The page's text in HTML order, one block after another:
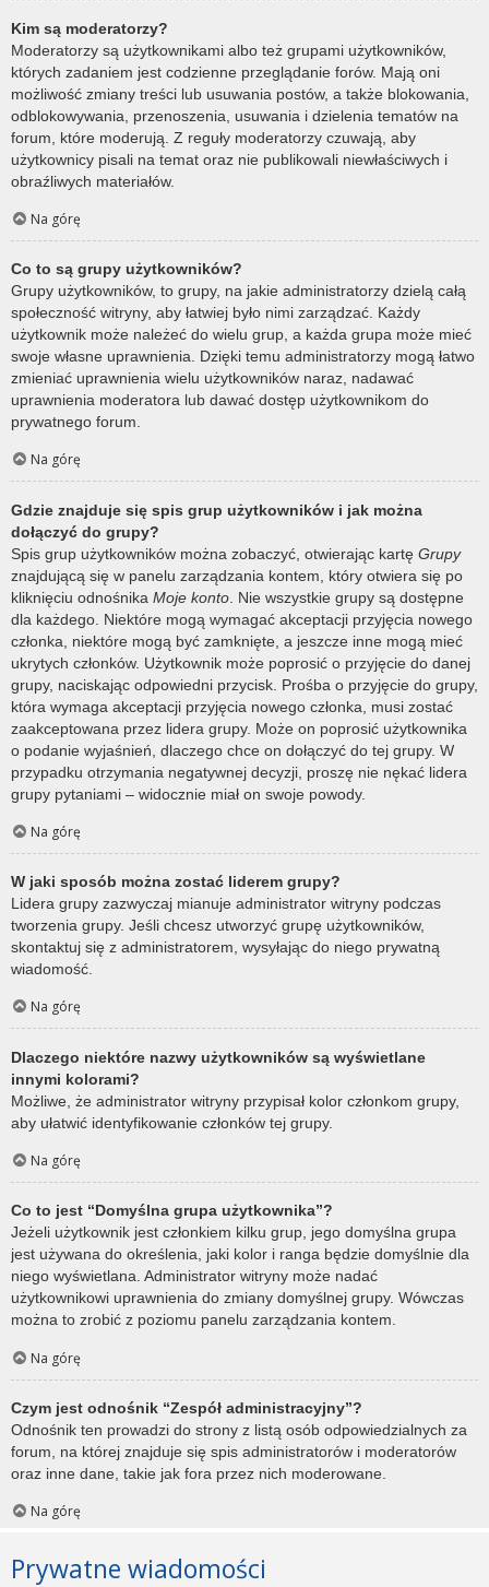
Kim są moderatorzy?
Moderatorzy są użytkownikami albo też grupami użytkowników,
których zadaniem jest codzienne przeglądanie forów. Mają oni
możliwość zmiany treści lub usuwania postów, a także blokowania,
odblokowywania, przenoszenia, usuwania i dzielenia tematów na
forum, które moderują. Z reguły moderatorzy czuwają, aby
użytkownicy pisali na temat oraz nie publikowali niewłaściwych i
obraźliwych materiałów.
Na górę
Co to są grupy użytkowników?
Grupy użytkowników, to grupy, na jakie administratorzy dzielą całą
społeczność witryny, aby łatwiej było nimi zarządzać. Każdy
użytkownik może należeć do wielu grup, a każda grupa może mieć
swoje własne uprawnienia. Dzięki temu administratorzy mogą łatwo
zmieniać uprawnienia wielu użytkowników naraz, nadawać
uprawnienia moderatora lub dawać dostęp użytkownikom do
prywatnego forum.
Na górę
Gdzie znajduje się spis grup użytkowników i jak można
dołączyć do grupy?
Spis grup użytkowników można zobaczyć, otwierając kartę Grupy
znajdującą się w panelu zarządzania kontem, który otwiera się po
kliknięciu odnośnika Moje konto . Nie wszystkie grupy są dostępne
dla każdego. Niektóre mogą wymagać akceptacji przyjęcia nowego
członka, niektóre mogą być zamknięte, a jeszcze inne mogą mieć
ukrytych członków. Użytkownik może poprosić o przyjęcie do danej
grupy, naciskając odpowiedni przycisk. Prośba o przyjęcie do grupy,
która wymaga akceptacji przyjęcia nowego członka, musi zostać
zaakceptowana przez lidera grupy. Może on poprosić użytkownika
o podanie wyjaśnień, dlaczego chce on dołączyć do tej grupy. W
przypadku otrzymania negatywnej decyzji, proszę nie nękać lidera
grupy pytaniami – widocznie miał on swoje powody.
Na górę
W jaki sposób można zostać liderem grupy?
Lidera grupy zazwyczaj mianuje administrator witryny podczas
tworzenia grupy. Jeśli chcesz utworzyć grupę użytkowników,
skontaktuj się z administratorem, wysyłając do niego prywatną
wiadomość.
Na górę
Dlaczego niektóre nazwy użytkowników są wyświetlane
innymi kolorami?
Możliwe, że administrator witryny przypisał kolor członkom grupy,
aby ułatwić identyfikowanie członków tej grupy.
Na górę
Co to jest “Domyślna grupa użytkownika”?
Jeżeli użytkownik jest członkiem kilku grup, jego domyślna grupa
jest używana do określenia, jaki kolor i ranga będzie domyślnie dla
niego wyświetlana. Administrator witryny może nadać
użytkownikowi uprawnienia do zmiany domyślnej grupy. Wówczas
można to zrobić z poziomu panelu zarządzania kontem.
Na górę
Czym jest odnośnik “Zespół administracyjny”?
Odnośnik ten prowadzi do strony z listą osób odpowiedzialnych za
forum, na której znajduje się spis administratorów i moderatorów
oraz inne dane, takie jak fora przez nich moderowane.
Na górę
Prywatne wiadomości